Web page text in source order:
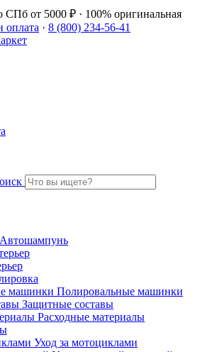
СПб от 5000 ₽ · 100% оригинальная
оплата · 8 (800) 234-56-41
Автошампунь
Полировальные машинки
Защитные составы
Расходные материалы
Уход за мотоциклами